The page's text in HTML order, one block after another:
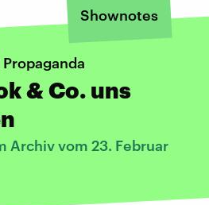
Shownotes
& Co. uns
Archiv vom 23. Februar